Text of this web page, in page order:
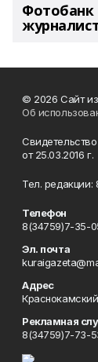
Фотобанк
© 2026 Сайт
Об
от 25.03.2016 г.
Тел.
Телефон
8(34759)7-35-
Эл. почта
Адрес
Рекламная
8(34759)7-73-